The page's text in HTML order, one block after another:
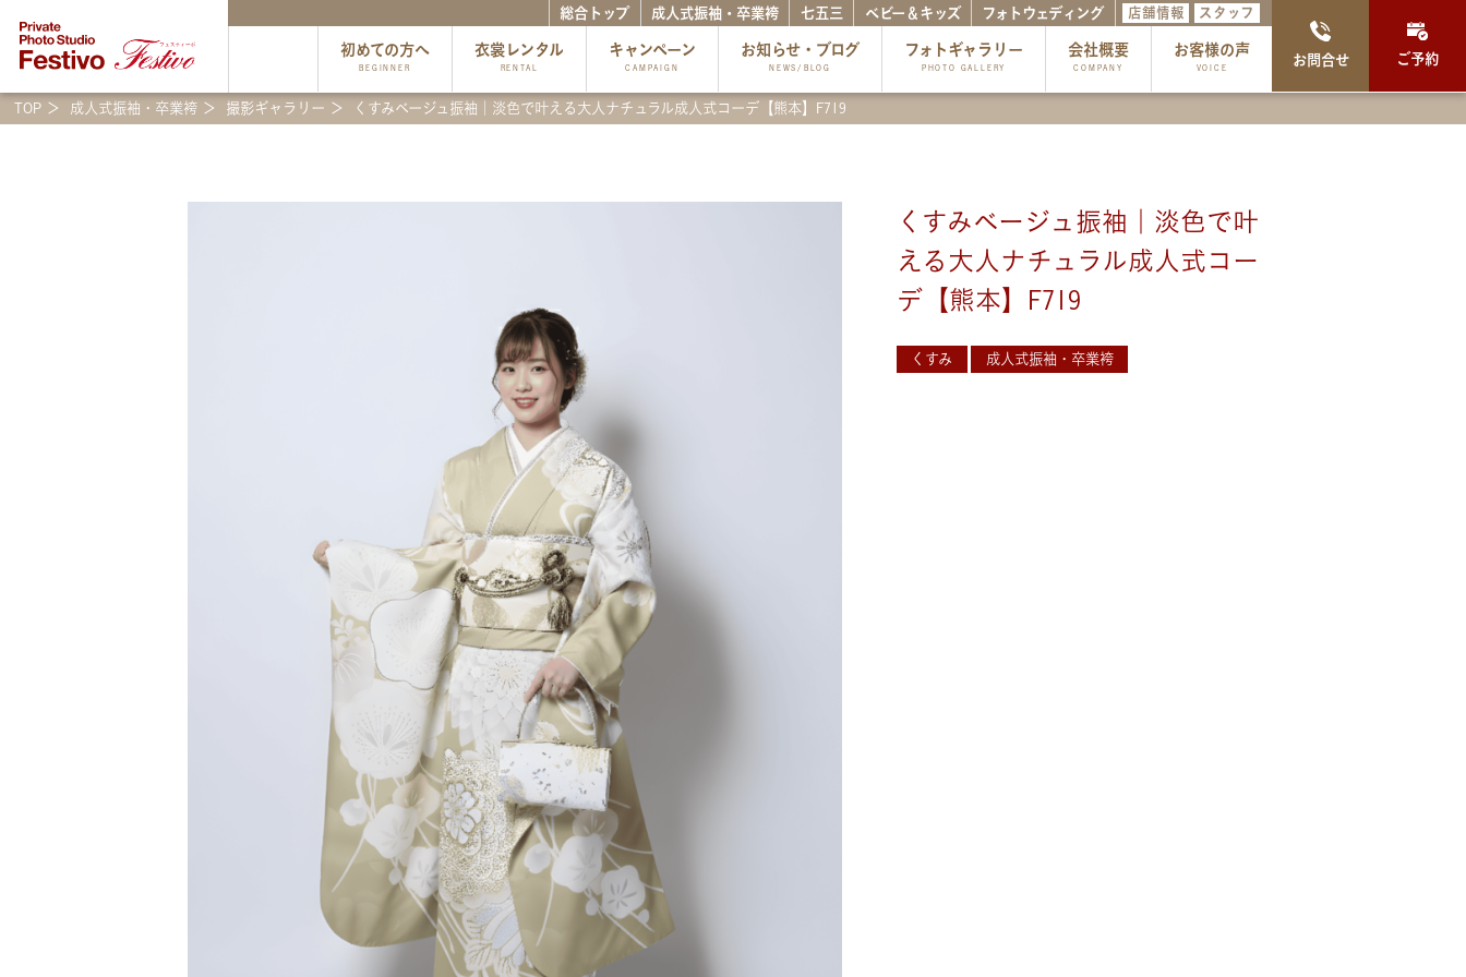
総合トップ 成人式振袖・卒業袴 七五三 ベビー＆キッズ フォトウェディング 店舗情報 スタッフ
初めての方へ
BEGINNER
衣裳レンタル
RENTAL
キャンペーン
CAMPAIGN
お知らせ・ブログ
NEWS/BLOG
フォトギャラリー
PHOTO GALLERY
会社概要
COMPANY
お客様の声
VOICE
お問合せ ご予約
TOP 成人式振袖・卒業袴 撮影ギャラリー くすみベージュ振袖｜淡色で叶える大人ナチュラル成人式コーデ【熊本】F719
くすみベージュ振袖｜淡色で叶
える大人ナチュラル成人式コー
デ【熊本】F719
くすみ 成人式振袖・卒業袴